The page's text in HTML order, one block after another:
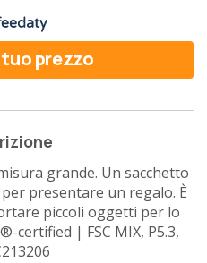
prezzo
grande. Un sacchetto
presentare un regalo. È
piccoli oggetti per lo
certified | FSC MIX, P5.3,